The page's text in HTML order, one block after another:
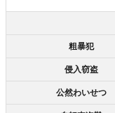
粗暴犯
侵入窃盗
公然わいせつ